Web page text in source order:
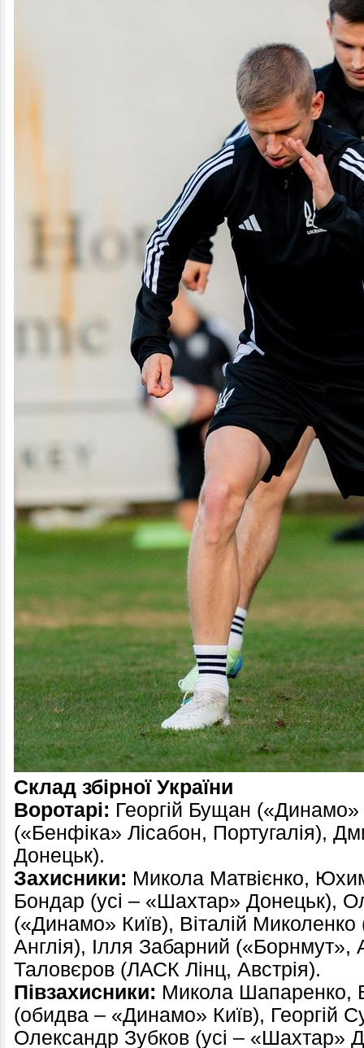
Склад збірної України
Воротарі: Георгій Бущан («Динамо»
(«Бенфіка» Лісабон, Португалія),
Донецьк).
Захисники: Микола Матвієнко,
Бондар (усі – «Шахтар» Донецьк),
(«Динамо» Київ), Віталій
Англія), Ілля Забарний («Борнмут»,
Таловєров (ЛАСК Лінц, Австрія).
Півзахисники: Микола Шапаренко,
(обидва – «Динамо» Київ), Георгій
Олександр Зубков (усі – «Шахтар»